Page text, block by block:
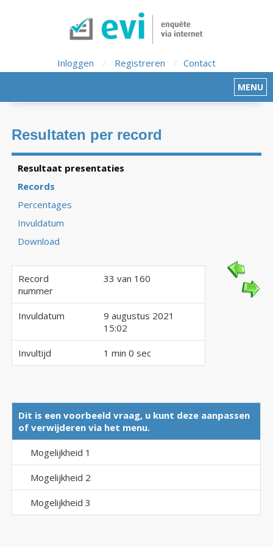
Inloggen / Registreren / Contact
MENU
Resultaten per record
Resultaat presentaties
Records
Percentages
Invuldatum
Download
Record
nummer
33 van 160
Invuldatum
9 augustus 2021
15:02
Invultijd 1 min 0 sec
Dit is een voorbeeld vraag, u kunt deze aanpassen
of verwijderen via het menu.
Mogelijkheid 1
Mogelijkheid 2
Mogelijkheid 3